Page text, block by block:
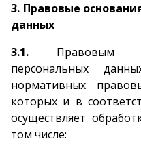
3. Правовые
данных
3.1. Правовым
персональных
нормативных
которых и в
осуществляет
том числе: